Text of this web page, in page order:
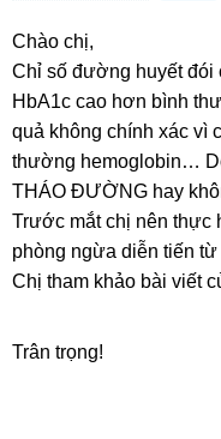
Chào chị,
Chỉ số đường huyết đói
HbA1c cao hơn bình
quả không chính xác vì
thường hemoglobin…
THÁO ĐƯỜNG hay
Trước mắt chị nên thực
phòng ngừa diễn tiến
Chị tham khảo bài viết
Trân trọng!